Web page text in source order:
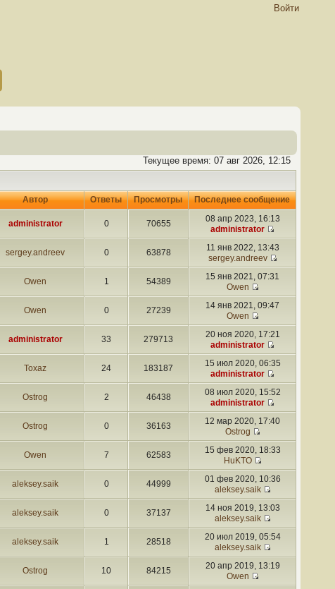
Войти
Текущее время: 07 авг 2026, 12:15
Автор Ответы Просмотры Последнее сообщение
administrator 0 70655
08 апр 2023, 16:13
administrator
sergey.andreev 0 63878
11 янв 2022, 13:43
sergey.andreev
Owen 1 54389
15 янв 2021, 07:31
Owen
Owen 0 27239
14 янв 2021, 09:47
Owen
administrator 33 279713
20 ноя 2020, 17:21
administrator
Toxaz 24 183187
15 июл 2020, 06:35
administrator
Ostrog 2 46438
08 июл 2020, 15:52
administrator
Ostrog 0 36163
12 мар 2020, 17:40
Ostrog
Owen 7 62583
15 фев 2020, 18:33
HuKTO
aleksey.saik 0 44999
01 фев 2020, 10:36
aleksey.saik
aleksey.saik 0 37137
14 ноя 2019, 13:03
aleksey.saik
aleksey.saik 1 28518
20 июл 2019, 05:54
aleksey.saik
Ostrog 10 84215
20 апр 2019, 13:19
Owen